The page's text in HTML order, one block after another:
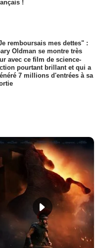
!
remboursais mes dettes" :
Oldman se montre très
avec ce film de science-
pourtant brillant et qui a
7 millions d'entrées à sa